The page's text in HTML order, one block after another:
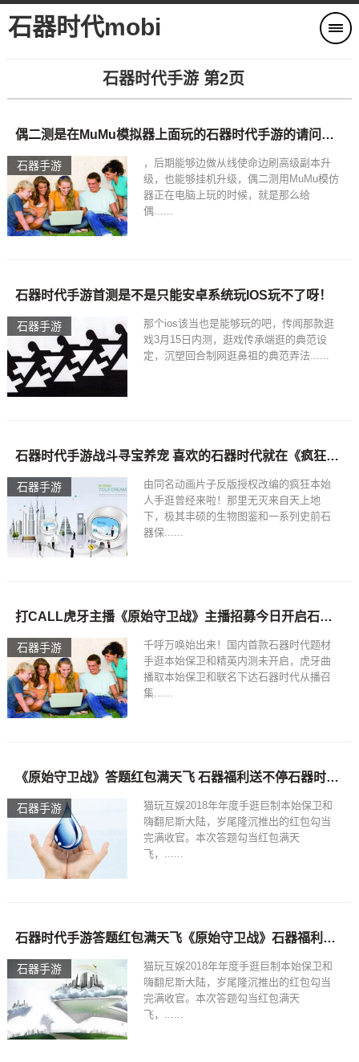
石器时代mobi
石器时代手游 第2页
石器手游
偶二测是在MuMu模拟器上面玩的石器时代手游的请问石器时代手游的宠物怎么升级快呀？？
，后期能够边做从线使命边刷高级副本升
级，也能够挂机升级，偶二测用MuMu模仿
器正在电脑上玩的时候，就是那么给
偶......
石器手游
石器时代手游首测是不是只能安卓系统玩IOS玩不了呀！
那个ios该当也是能够玩的吧，传闻那款逛
戏3月15日内测，逛戏传承端逛的典范设
定，沉塑回合制网逛鼻祖的典范弄法......
石器手游
石器时代手游战斗寻宝养宠 喜欢的石器时代就在《疯狂原始人
由同名动画片子反版授权改编的疯狂本始
人手逛曾经来啦！那里无灭来自天上地
下，极其丰硕的生物图鉴和一系列史前石
器保......
石器手游
打CALL虎牙主播《原始守卫战》主播招募今日开启石器时代手游
千呼万唤始出来！国内首款石器时代题材
手逛本始保卫和精英内测未开启，虎牙曲
播取本始保卫和联名下达石器时代从播召
集......
石器手游
《原始守卫战》答题红包满天飞 石器福利送不停石器时代手游
猫玩互娱2018年年度手逛巨制本始保卫和
嗨翻尼斯大陆，岁尾隆沉推出的红包勾当
完满收官。本次答题勾当红包满天
飞，......
石器手游
石器时代手游答题红包满天飞《原始守卫战》石器福利送不停
猫玩互娱2018年年度手逛巨制本始保卫和
嗨翻尼斯大陆，岁尾隆沉推出的红包勾当
完满收官。本次答题勾当红包满天
飞，......